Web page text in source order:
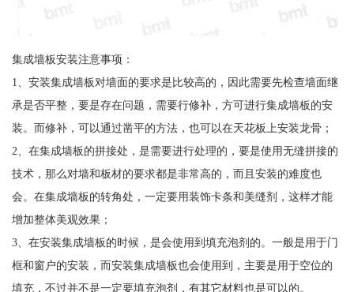
集成墙板安装注意事项：
1、安装集成墙板对墙面的要求是比较高的，因此需要先检查墙面继
承是否平整，要是存在问题，需要行修补，方可进行集成墙板的安
装。而修补，可以通过凿平的方法，也可以在天花板上安装龙骨；
2、在集成墙板的拼接处，是需要进行处理的，要是使用无缝拼接的
技术，那么对墙和板材的要求都是非常高的，而且安装的难度也
会。在集成墙板的转角处，一定要用装饰卡条和美缝剂，这样才能
增加整体美观效果；
3、在安装集成墙板的时候，是会使用到填充泡剂的。一般是用于门
框和窗户的安装，而安装集成墙板也会使用到，主要是用于空位的
填充，不过并不是一定要填充泡剂，有其它材料也是可以的。